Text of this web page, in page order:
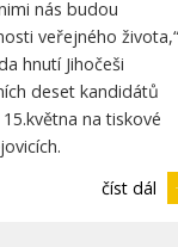
nás budou
veřejného života,“
hnutí Jihočeši
deset kandidátů
na tiskové
číst dál